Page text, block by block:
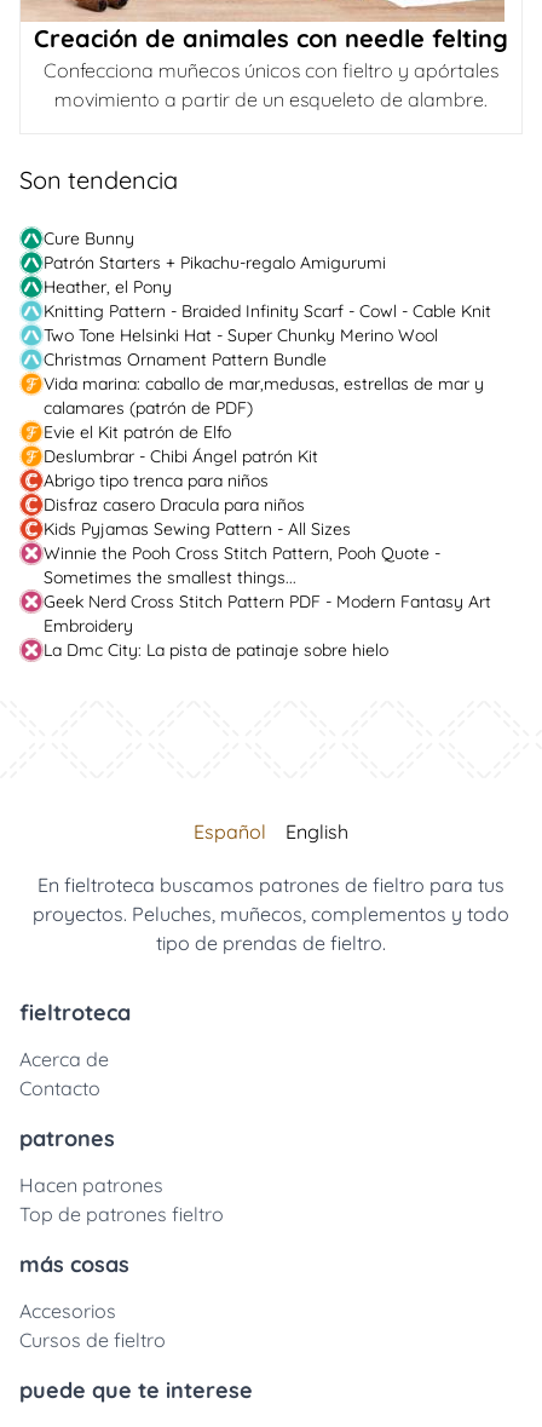
Creación de animales con needle felting
Confecciona muñecos únicos con fieltro y apórtales
movimiento a partir de un esqueleto de alambre.
Son tendencia
Cure Bunny
Patrón Starters + Pikachu-regalo Amigurumi
Heather, el Pony
Knitting Pattern - Braided Infinity Scarf - Cowl - Cable Knit
Two Tone Helsinki Hat - Super Chunky Merino Wool
Christmas Ornament Pattern Bundle
Vida marina: caballo de mar,medusas, estrellas de mar y
calamares (patrón de PDF)
Evie el Kit patrón de Elfo
Deslumbrar - Chibi Ángel patrón Kit
Abrigo tipo trenca para niños
Disfraz casero Dracula para niños
Kids Pyjamas Sewing Pattern - All Sizes
Winnie the Pooh Cross Stitch Pattern, Pooh Quote -
Sometimes the smallest things...
Geek Nerd Cross Stitch Pattern PDF - Modern Fantasy Art
Embroidery
La Dmc City: La pista de patinaje sobre hielo
Español English
En fieltroteca buscamos patrones de fieltro para tus
proyectos. Peluches, muñecos, complementos y todo
tipo de prendas de fieltro.
fieltroteca
Acerca de
Contacto
patrones
Hacen patrones
Top de patrones fieltro
más cosas
Accesorios
Cursos de fieltro
puede que te interese